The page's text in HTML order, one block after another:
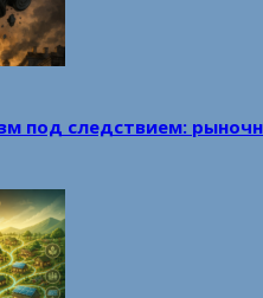
под следствием: